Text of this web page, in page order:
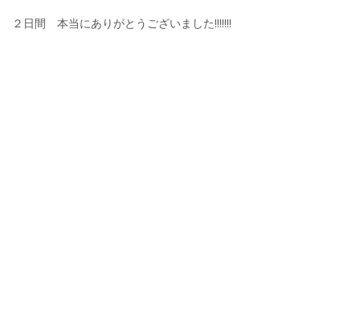
２日間 本当にありがとうございました!!!!!!!